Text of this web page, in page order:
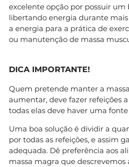
excelente opção por possuir um
libertando energia durante
a energia para a prática de
ou manutenção de massa
DICA IMPORTANTE!
Quem pretende manter a
aumentar, deve fazer refeições
todas elas deve haver uma
Uma boa solução é dividir a
por todas as refeições, e assim
adequada. Dê preferência aos
massa magra que descrevemos